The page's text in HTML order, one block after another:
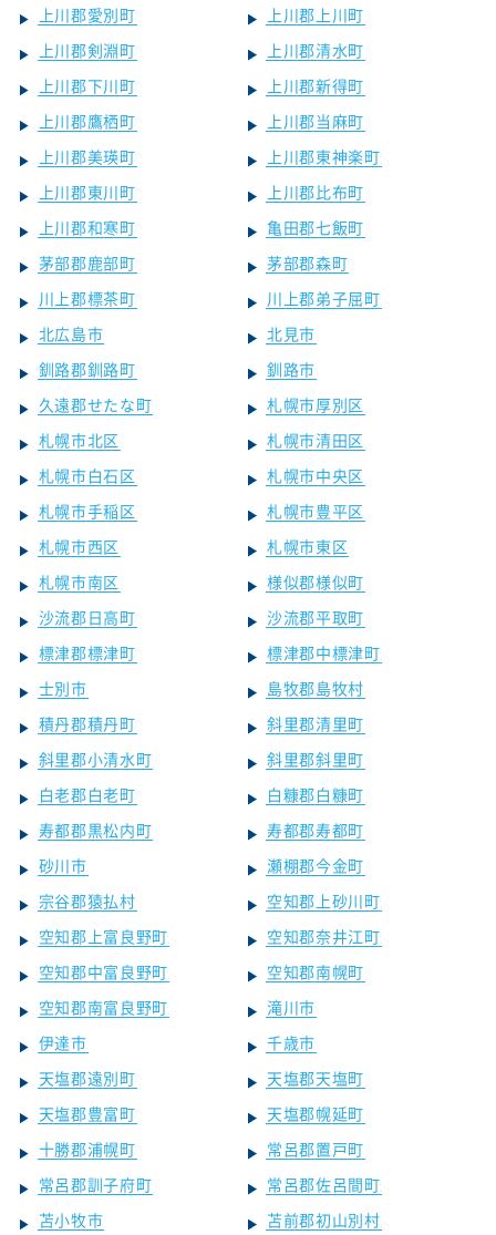
上川郡愛別町
上川郡上川町
上川郡剣淵町
上川郡清水町
上川郡下川町
上川郡新得町
上川郡鷹栖町
上川郡当麻町
上川郡美瑛町
上川郡東神楽町
上川郡東川町
上川郡比布町
上川郡和寒町
亀田郡七飯町
茅部郡鹿部町
茅部郡森町
川上郡標茶町
川上郡弟子屈町
北広島市
北見市
釧路郡釧路町
釧路市
久遠郡せたな町
札幌市厚別区
札幌市北区
札幌市清田区
札幌市白石区
札幌市中央区
札幌市手稲区
札幌市豊平区
札幌市西区
札幌市東区
札幌市南区
様似郡様似町
沙流郡日高町
沙流郡平取町
標津郡標津町
標津郡中標津町
士別市
島牧郡島牧村
積丹郡積丹町
斜里郡清里町
斜里郡小清水町
斜里郡斜里町
白老郡白老町
白糠郡白糠町
寿都郡黒松内町
寿都郡寿都町
砂川市
瀬棚郡今金町
宗谷郡猿払村
空知郡上砂川町
空知郡上富良野町
空知郡奈井江町
空知郡中富良野町
空知郡南幌町
空知郡南富良野町
滝川市
伊達市
千歳市
天塩郡遠別町
天塩郡天塩町
天塩郡豊富町
天塩郡幌延町
十勝郡浦幌町
常呂郡置戸町
常呂郡訓子府町
常呂郡佐呂間町
苫小牧市
苫前郡初山別村